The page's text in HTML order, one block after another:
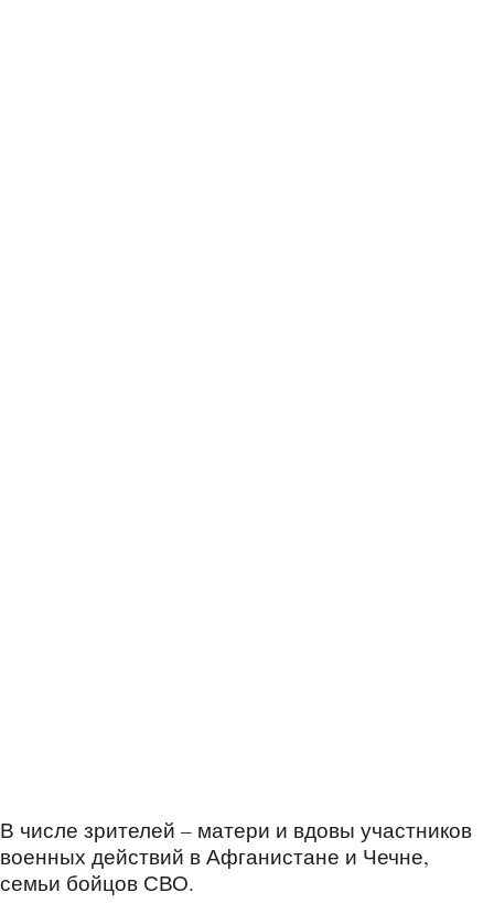
В числе зрителей – матери и вдовы участников
военных действий в Афганистане и Чечне,
семьи бойцов СВО.